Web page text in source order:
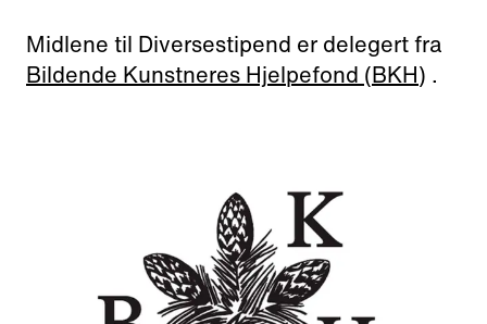
Midlene til Diversestipend er delegert fra
Bildende Kunstneres Hjelpefond (BKH) .